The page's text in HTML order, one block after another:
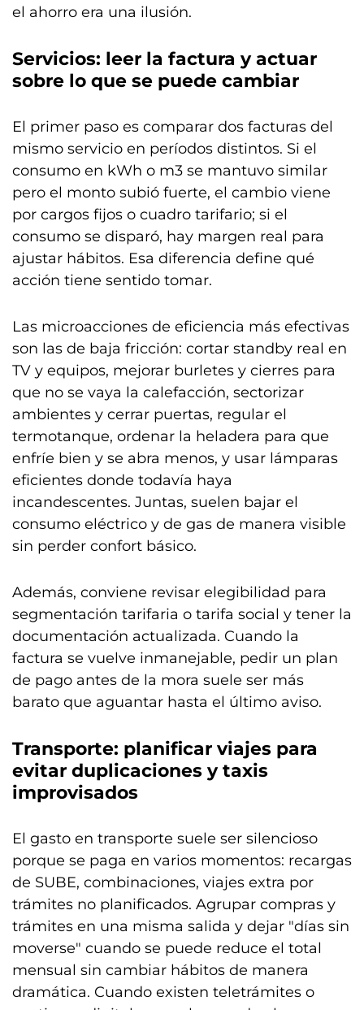
el ahorro era una ilusión.
Servicios: leer la factura y actuar
sobre lo que se puede cambiar
El primer paso es comparar dos facturas del
mismo servicio en períodos distintos. Si el
consumo en kWh o m3 se mantuvo similar
pero el monto subió fuerte, el cambio viene
por cargos fijos o cuadro tarifario; si el
consumo se disparó, hay margen real para
ajustar hábitos. Esa diferencia define qué
acción tiene sentido tomar.
Las microacciones de eficiencia más efectivas
son las de baja fricción: cortar standby real en
TV y equipos, mejorar burletes y cierres para
que no se vaya la calefacción, sectorizar
ambientes y cerrar puertas, regular el
termotanque, ordenar la heladera para que
enfríe bien y se abra menos, y usar lámparas
eficientes donde todavía haya
incandescentes. Juntas, suelen bajar el
consumo eléctrico y de gas de manera visible
sin perder confort básico.
Además, conviene revisar elegibilidad para
segmentación tarifaria o tarifa social y tener la
documentación actualizada. Cuando la
factura se vuelve inmanejable, pedir un plan
de pago antes de la mora suele ser más
barato que aguantar hasta el último aviso.
Transporte: planificar viajes para
evitar duplicaciones y taxis
improvisados
El gasto en transporte suele ser silencioso
porque se paga en varios momentos: recargas
de SUBE, combinaciones, viajes extra por
trámites no planificados. Agrupar compras y
trámites en una misma salida y dejar "días sin
moverse" cuando se puede reduce el total
mensual sin cambiar hábitos de manera
dramática. Cuando existen teletrámites o